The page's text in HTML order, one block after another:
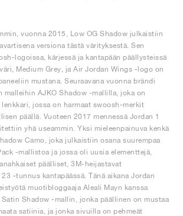
vuonna 2015, Low OG Shadow julkaistiin
versiona tästä värityksestä. Sen
logoissa, kärjessä ja kantapään päällysteissä
Medium Grey, ja Air Jordan Wings -logo on
mustana. Seuraavana vuonna brändi
malleihin AJKO Shadow -mallilla, joka on
jossa on harmaat swoosh-merkit
päällä. Vuoteen 2017 mennessä Jordan 1
yhä useammin. Yksi mieleenpainuva kenkä
Camo, joka julkaistiin osana suurempaa
-mallistoa ja jossa oli uusia elementtejä,
päälliset, 3M-heijastavat
-tunnus kantapäässä. Tänä aikana Jordan
muotibloggaaja Aleali Mayn kanssa
Shadow -mallin, jonka päällinen on mustaa
satiinia, ja jonka sivuilla on pehmeät